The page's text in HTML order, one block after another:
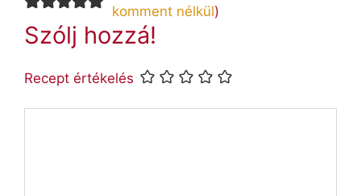
komment nélkül)
Szólj hozzá!
Recept értékelés